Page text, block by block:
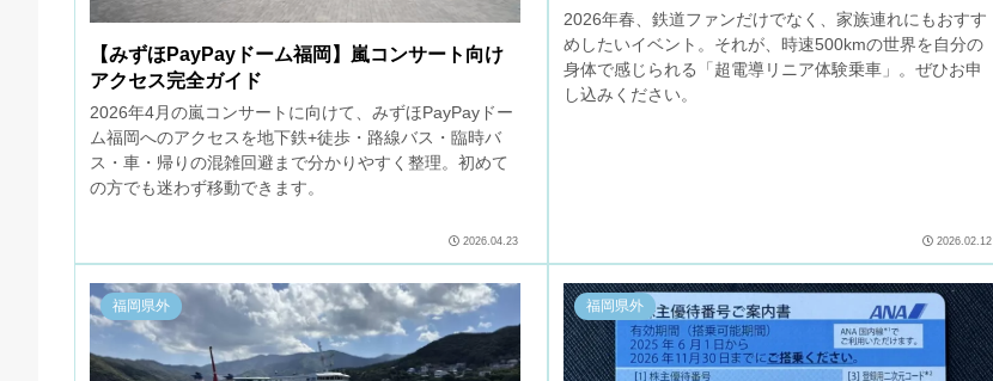
【みずほPayPayドーム福岡】嵐コンサート向け
アクセス完全ガイド
2026年4月の嵐コンサートに向けて、みずほPayPayドー
ム福岡へのアクセスを地下鉄+徒歩・路線バス・臨時バ
ス・車・帰りの混雑回避まで分かりやすく整理。初めて
の方でも迷わず移動できます。
2026.04.23
2026年春、鉄道ファンだけでなく、家族連れにもおすす
めしたいイベント。それが、時速500kmの世界を自分の
身体で感じられる「超電導リニア体験乗車」。ぜひお申
し込みください。
2026.02.12
福岡県外 福岡県外